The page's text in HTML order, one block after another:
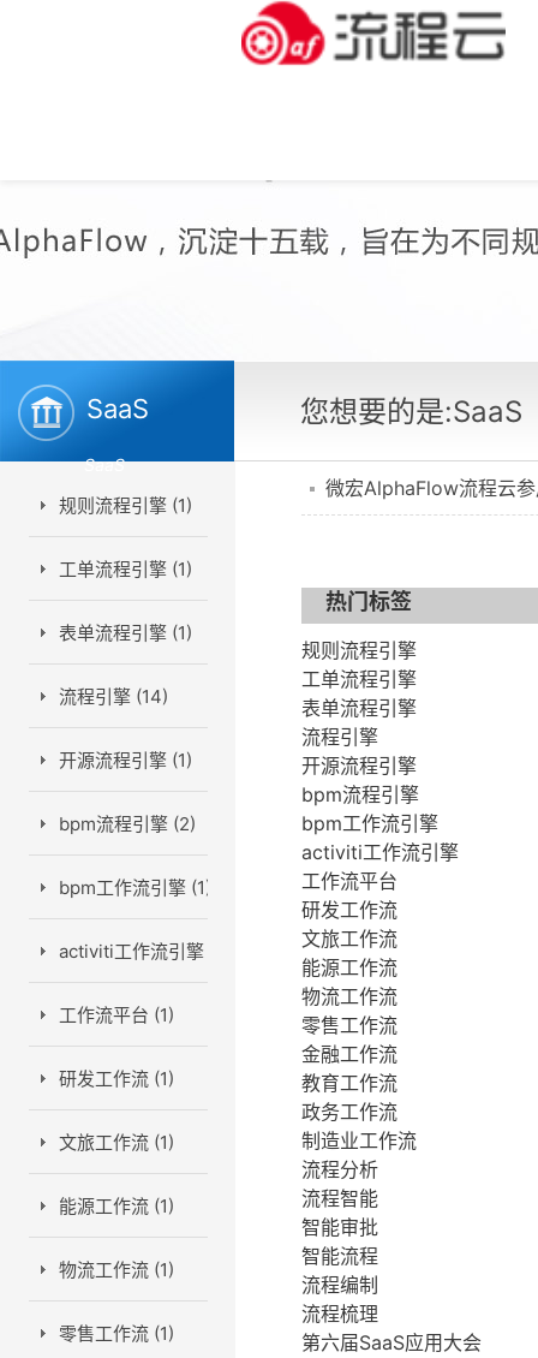
SaaS
SaaS
您想要的是:SaaS
规则流程引擎 (1)
工单流程引擎 (1)
表单流程引擎 (1)
流程引擎 (14)
开源流程引擎 (1)
bpm流程引擎 (2)
bpm工作流引擎 (1)
activiti工作流引擎 (1)
工作流平台 (1)
研发工作流 (1)
文旅工作流 (1)
能源工作流 (1)
物流工作流 (1)
零售工作流 (1)
微宏AlphaFlow流程云
热门标签
规则流程引擎
工单流程引擎
表单流程引擎
流程引擎
开源流程引擎
bpm流程引擎
bpm工作流引擎
activiti工作流引擎
工作流平台
研发工作流
文旅工作流
能源工作流
物流工作流
零售工作流
金融工作流
教育工作流
政务工作流
制造业工作流
流程分析
流程智能
智能审批
智能流程
流程编制
流程梳理
第六届SaaS应用大会